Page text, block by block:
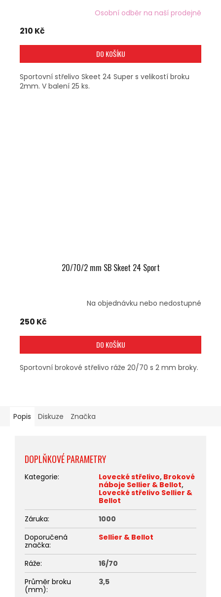
Osobní odběr na naší prodejně
210 Kč
DO KOŠÍKU
Sportovní střelivo Skeet 24 Super s velikostí broku
2mm. V balení 25 ks.
20/70/2 mm SB Skeet 24 Sport
Na objednávku nebo nedostupné
250 Kč
DO KOŠÍKU
Sportovní brokové střelivo ráže 20/70 s 2 mm broky.
Popis Diskuze Značka
DOPLŇKOVÉ PARAMETRY
Kategorie: Lovecké střelivo, Brokové
náboje Sellier & Bellot,
Lovecké střelivo Sellier &
Bellot
Záruka:
1000
Doporučená
značka:
Sellier & Bellot
Ráže:
16/70
Průměr broku
(mm):
3,5